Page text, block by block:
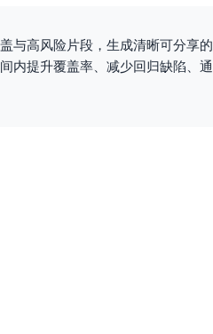
应分支内部所有可执行行被触发并
与高风险片段，生成清晰可分享的
内提升覆盖率、减少回归缺陷、通